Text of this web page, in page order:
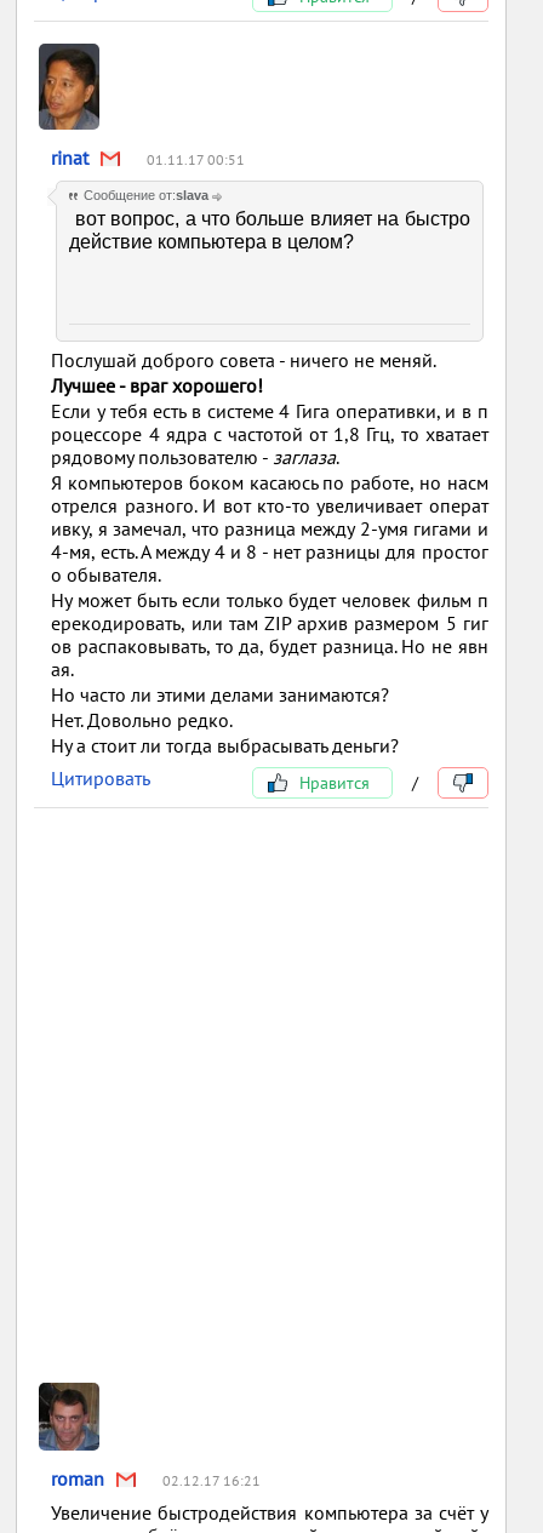
rinat 01.11.17 00:51
Сообщение от:slava
вот вопрос, а что больше влияет на быстро
действие компьютера в целом?
Послушай доброго совета - ничего не меняй.
Лучшее - враг хорошего!
Если у тебя есть в системе 4 Гига оперативки, и в п
роцессоре 4 ядра с частотой от 1,8 Ггц, то хватает
рядовому пользователю - заглаза.
Я компьютеров боком касаюсь по работе, но насм
отрелся разного. И вот кто-то увеличивает операт
ивку, я замечал, что разница между 2-умя гигами и
4-мя, есть. А между 4 и 8 - нет разницы для простог
о обывателя.
Ну может быть если только будет человек фильм п
ерекодировать, или там ZIP архив размером 5 гиг
ов распаковывать, то да, будет разница. Но не явн
ая.
Но часто ли этими делами занимаются?
Нет. Довольно редко.
Ну а стоит ли тогда выбрасывать деньги?
Цитировать
Нравится /
roman 02.12.17 16:21
Увеличение быстродействия компьютера за счёт у